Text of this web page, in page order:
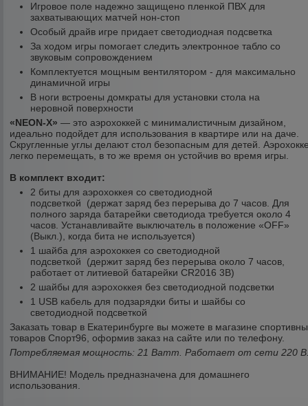
Игровое поле надежно защищено пленкой ПВХ для
захватывающих матчей нон-стоп
Особый драйв игре придает светодиодная подсветка
За ходом игры помогает следить электронное табло со
звуковым сопровождением
Комплектуется мощным вентилятором - для максимально
динамичной игры
В ноги встроены домкраты для установки стола на
неровной поверхности
«NEON-X» — это аэрохоккей с минималистичным дизайном,
идеально подойдет для использования в квартире или на даче.
Скругленные углы делают стол безопасным для детей.
легко перемещать, в то же время он устойчив во время игры.
В комплект входит:
2 биты для аэрохоккея со светодиодной
подсветкой (держат заряд без перерыва до 7 часов. Для
полного заряда батарейки светодиода требуется около 4
часов. Устанавливайте выключатель в положение «OFF»
(Выкл.), когда бита не используется)
1 шайба для аэрохоккея со светодиодной
подсветкой (держит заряд без перерыва около 7 часов,
работает от литиевой батарейки CR2016 3В)
2 шайбы для аэрохоккея без светодиодной подсветки
1 USB кабель для подзарядки биты и шайбы со
светодиодной подсветкой
Заказать товар в Екатеринбурге вы можете в магазине
товаров Спорт96, оформив заказ на сайте или по телефону.
Потребляемая мощность: 21 Ватт. Работает от сети 220
ВНИМАНИЕ! Модель предназначена для домашнего
использования.